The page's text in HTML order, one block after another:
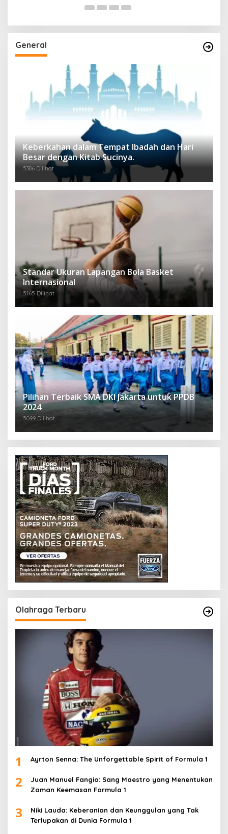
General
Keberkahan dalam Tempat Ibadah dan Hari
Besar dengan Kitab Sucinya.
5386 Dilihat
Standar Ukuran Lapangan Bola Basket
Internasional
5165 Dilihat
Pilihan Terbaik SMA DKI Jakarta untuk PPDB
2024
5099 Dilihat
Olahraga Terbaru
1 Ayrton Senna: The Unforgettable Spirit of Formula 1
2
Juan Manuel Fangio: Sang Maestro yang Menentukan
Zaman Keemasan Formula 1
3
Niki Lauda: Keberanian dan Keunggulan yang Tak
Terlupakan di Dunia Formula 1